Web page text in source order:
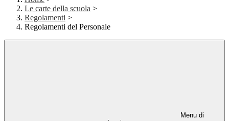
Le carte della scuola >
Regolamenti >
Regolamenti del Personale
Menu di